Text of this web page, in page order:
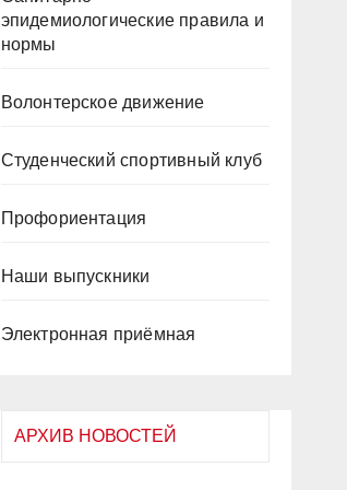
эпидемиологические правила и
нормы
Волонтерское движение
Студенческий спортивный клуб
Профориентация
Наши выпускники
Электронная приёмная
АРХИВ НОВОСТЕЙ